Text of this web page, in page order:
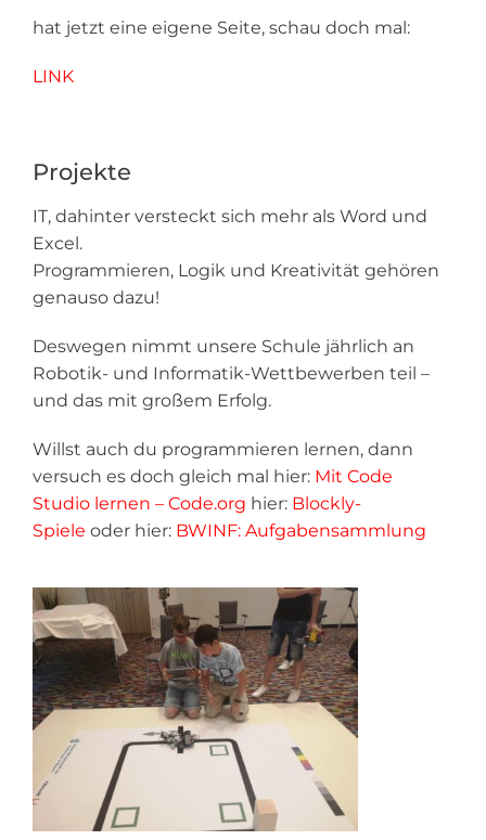
hat jetzt eine eigene Seite, schau doch mal:
LINK
Projekte
IT, dahinter versteckt sich mehr als Word und
Excel.
Programmieren, Logik und Kreativität gehören
genauso dazu!
Deswegen nimmt unsere Schule jährlich an
Robotik- und Informatik-Wettbewerben teil –
und das mit großem Erfolg.
Willst auch du programmieren lernen, dann
versuch es doch gleich mal hier: Mit Code
Studio lernen – Code.org hier: Blockly-
Spiele oder hier: BWINF: Aufgabensammlung